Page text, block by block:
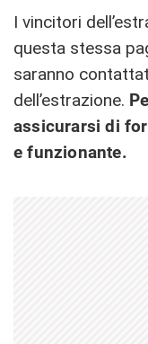
I vincitori
questa stessa
saranno
dell’estrazione.
assicurarsi di
e funzionante.